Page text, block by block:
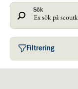
Sök
Filtrering